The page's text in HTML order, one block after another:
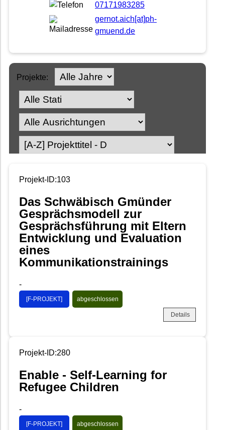
07171983285
gernot.aich[at]ph-
gmuend.de
Projekte:
Projekt-ID:103
Das Schwäbisch Gmünder
Gesprächsmodell zur
Gesprächsführung mit Eltern
Entwicklung und Evaluation
eines
Kommunikationstrainings
-
[F-PROJEKT] abgeschlossen
Details
Projekt-ID:280
Enable - Self-Learning for
Refugee Children
-
[F-PROJEKT] abgeschlossen